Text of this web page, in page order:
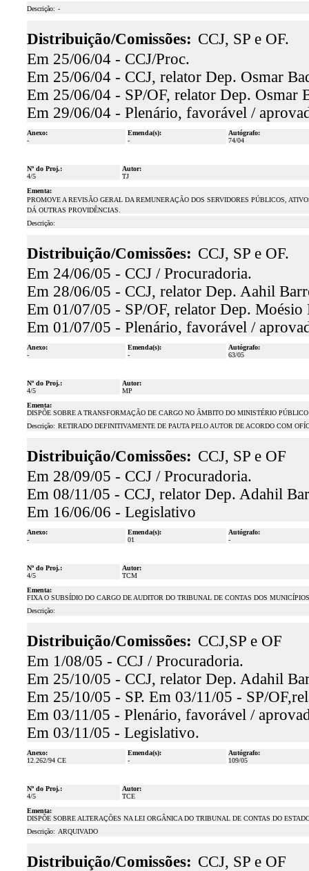
Descrição: -
Distribuição/Comissões: CCJ, SP e OF.
Em 25/06/04 - CCJ/Proc.
Em 25/06/04 - CCJ, relator Dep. Osmar
Em 25/06/04 - SP/OF, relator Dep. Osmar
Em 29/06/04 - Plenário, favorável /
Anexo:
-
Emenda(s):
-
Autógrafo:
74/04
Nº do Proj.:
4/5
Autor:
TJ
Ementa:
PROMOVE A REVISÃO GERAL DA REMUNERAÇÃO DOS SERVIDORES PÚBLICOS,
DÁ OUTRAS PROVIDÊNCIAS.
Descrição:
Distribuição/Comissões: CCJ, SP e OF.
Em 24/06/05 - CCJ / Procuradoria.
Em 28/06/05 - CCJ, relator Dep. Aahil
Em 01/07/05 - SP/OF, relator Dep.
Em 01/07/05 - Plenário, favorável /
Anexo:
-
Emenda(s):
-
Autógrafo:
63/05
Nº do Proj.:
4/5
Autor:
MP
Ementa:
DISPÕE SOBRE A TRANSFORMAÇÃO DE CARGO NO ÂMBITO DO MINISTÉRIO
Descrição: RETIRADO DEFINITIVAMENTE DE PAUTA PELO AUTOR DE ACORDO COM
Distribuição/Comissões: CCJ, SP e OF
Em 28/09/05 - CCJ / Procuradoria.
Em 08/11/05 - CCJ, relator Dep. Adahil
Em 16/06/06 - Legislativo
Anexo:
-
Emenda(s):
01
Autógrafo:
-
Nº do Proj.:
4/5
Autor:
TCM
Ementa:
FIXA O SUBSÍDIO DO CARGO DE AUDITOR DO TRIBUNAL DE CONTAS DOS
Descrição:
Distribuição/Comissões: CCJ,SP e OF
Em 1/08/05 - CCJ / Procuradoria.
Em 25/10/05 - CCJ, relator Dep. Adahil
Em 25/10/05 - SP. Em 03/11/05 - SP/
Em 03/11/05 - Plenário, favorável /
Em 03/11/05 - Legislativo.
Anexo:
12.262/94 CE
Emenda(s):
-
Autógrafo:
109/05
Nº do Proj.:
4/5
Autor:
TCE
Ementa:
DISPÕE SOBRE ALTERAÇÕES NA LEI ORGÂNICA DO TRIBUNAL DE CONTAS DO
Descrição: ARQUIVADO
Distribuição/Comissões: CCJ, SP e OF